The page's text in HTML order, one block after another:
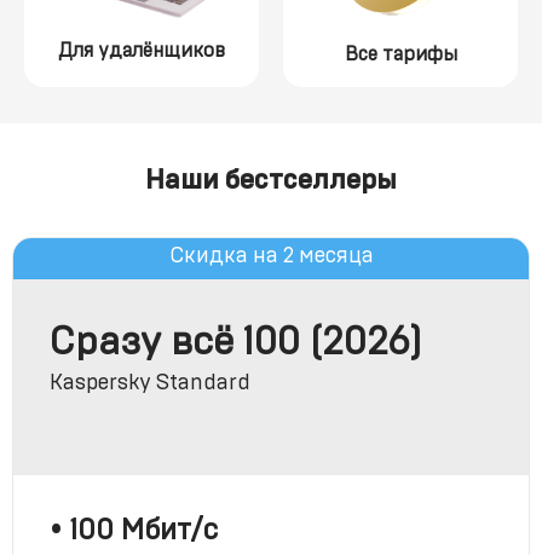
Для удалёнщиков Все тарифы
Наши бестселлеры
Скидка на 2 месяца
Сразу всё 100 (2026)
Kaspersky Standard
• 100 Мбит/с